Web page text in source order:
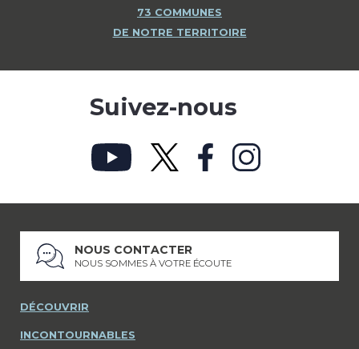
73 COMMUNES
DE NOTRE TERRITOIRE
Suivez-nous
NOUS CONTACTER
NOUS SOMMES À VOTRE ÉCOUTE
DÉCOUVRIR
INCONTOURNABLES